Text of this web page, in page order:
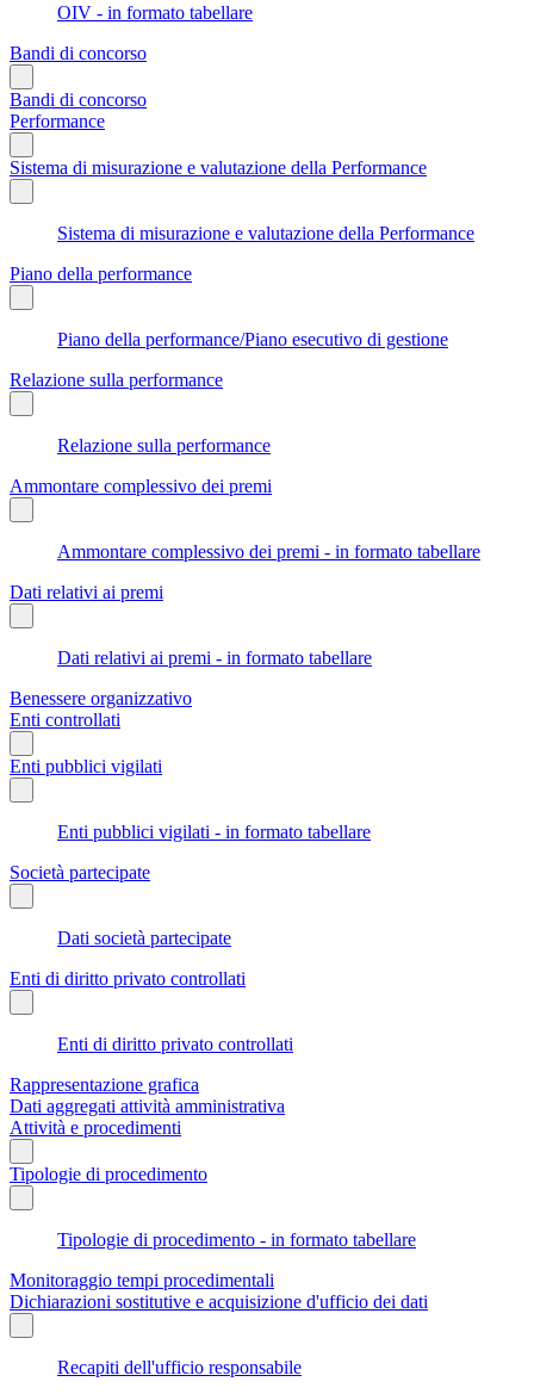
OIV - in formato tabellare
Bandi di concorso
Bandi di concorso
Performance
Sistema di misurazione e valutazione della Performance
Sistema di misurazione e valutazione della Performance
Piano della performance
Piano della performance/Piano esecutivo di gestione
Relazione sulla performance
Relazione sulla performance
Ammontare complessivo dei premi
Ammontare complessivo dei premi - in formato tabellare
Dati relativi ai premi
Dati relativi ai premi - in formato tabellare
Benessere organizzativo
Enti controllati
Enti pubblici vigilati
Enti pubblici vigilati - in formato tabellare
Società partecipate
Dati società partecipate
Enti di diritto privato controllati
Enti di diritto privato controllati
Rappresentazione grafica
Dati aggregati attività amministrativa
Attività e procedimenti
Tipologie di procedimento
Tipologie di procedimento - in formato tabellare
Monitoraggio tempi procedimentali
Dichiarazioni sostitutive e acquisizione d'ufficio dei dati
Recapiti dell'ufficio responsabile